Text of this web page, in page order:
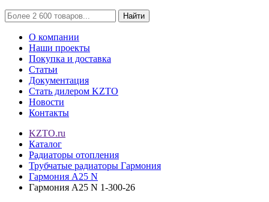
Найти
О компании
Наши проекты
Покупка и доставка
Статьи
Документация
Стать дилером KZTO
Новости
Контакты
KZTO.ru
Каталог
Радиаторы отопления
Трубчатые радиаторы Гармония
Гармония А25 N
Гармония А25 N 1-300-26